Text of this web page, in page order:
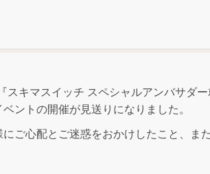
キマスイッチ スペシャルアンバサダ
ントの開催が見送りになりました。
ご心配とご迷惑をおかけしたこと、ま